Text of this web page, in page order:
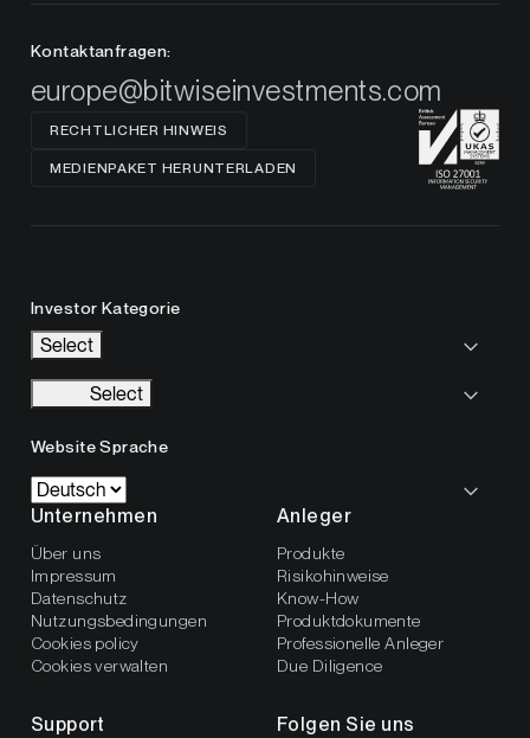
Kontaktanfragen:
europe@bitwiseinvestments.com
RECHTLICHER HINWEIS
MEDIENPAKET HERUNTERLADEN
Investor Kategorie
Select
Select
Website Sprache
Unternehmen
Über uns
Impressum
Datenschutz
Nutzungsbedingungen
Cookies policy
Cookies verwalten
Anleger
Produkte
Risikohinweise
Know-How
Produktdokumente
Professionelle Anleger
Due Diligence
Support Folgen Sie uns